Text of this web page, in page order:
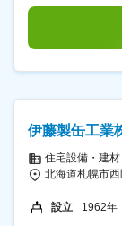
内を担
合は外出
門性を
に同
の品質
係がで
は、
と育て
伊藤製缶工業
住宅設備・建材
北海道札幌市
設立 1962年